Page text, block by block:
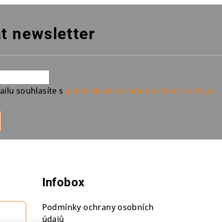
newsletter
souhlasíte s podmínkami ochrany osobních údajů
Infobox
Podmínky ochrany osobních
údajů